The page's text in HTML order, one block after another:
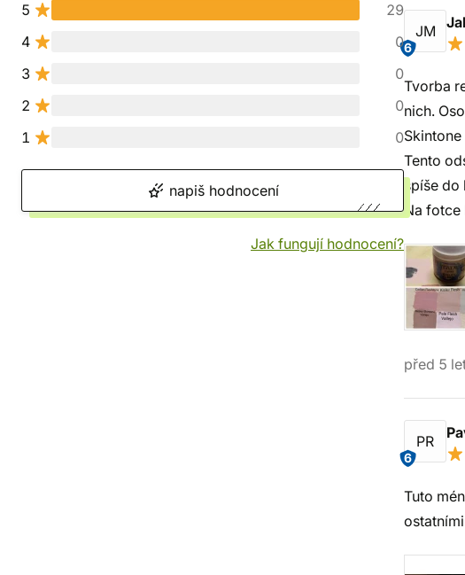
5
29
4
0
3
0
2
0
1
0
napiš hodnocení
Jak fungují hodnocení?
JM
6
Tvorba
nich.
Skintone
Tento
spíše
Na
před 5
PR
6
Tuto